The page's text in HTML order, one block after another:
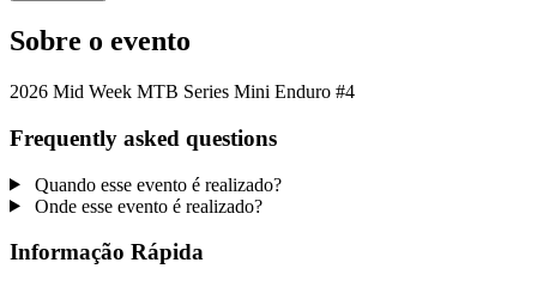
Sobre o evento
2026 Mid Week MTB Series Mini Enduro #4
Frequently asked questions
Quando esse evento é realizado?
Onde esse evento é realizado?
Informação Rápida